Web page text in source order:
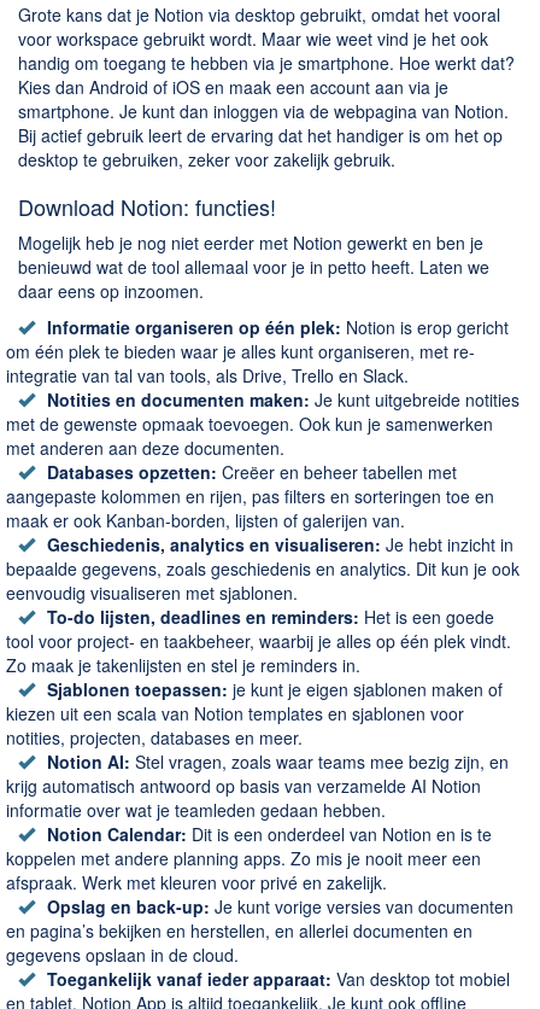
Grote kans dat je Notion via desktop gebruikt, omdat het vooral
voor workspace gebruikt wordt. Maar wie weet vind je het ook
handig om toegang te hebben via je smartphone. Hoe werkt dat?
Kies dan Android of iOS en maak een account aan via je
smartphone. Je kunt dan inloggen via de webpagina van Notion.
Bij actief gebruik leert de ervaring dat het handiger is om het op
desktop te gebruiken, zeker voor zakelijk gebruik.
Download Notion: functies!
Mogelijk heb je nog niet eerder met Notion gewerkt en ben je
benieuwd wat de tool allemaal voor je in petto heeft. Laten we
daar eens op inzoomen.
Informatie organiseren op één plek: Notion is erop gericht
om één plek te bieden waar je alles kunt organiseren, met re-
integratie van tal van tools, als Drive, Trello en Slack.
Notities en documenten maken: Je kunt uitgebreide notities
met de gewenste opmaak toevoegen. Ook kun je samenwerken
met anderen aan deze documenten.
Databases opzetten: Creëer en beheer tabellen met
aangepaste kolommen en rijen, pas filters en sorteringen toe en
maak er ook Kanban-borden, lijsten of galerijen van.
Geschiedenis, analytics en visualiseren: Je hebt inzicht in
bepaalde gegevens, zoals geschiedenis en analytics. Dit kun je ook
eenvoudig visualiseren met sjablonen.
To-do lijsten, deadlines en reminders: Het is een goede
tool voor project- en taakbeheer, waarbij je alles op één plek vindt.
Zo maak je takenlijsten en stel je reminders in.
Sjablonen toepassen: je kunt je eigen sjablonen maken of
kiezen uit een scala van Notion templates en sjablonen voor
notities, projecten, databases en meer.
Notion AI: Stel vragen, zoals waar teams mee bezig zijn, en
krijg automatisch antwoord op basis van verzamelde AI Notion
informatie over wat je teamleden gedaan hebben.
Notion Calendar: Dit is een onderdeel van Notion en is te
koppelen met andere planning apps. Zo mis je nooit meer een
afspraak. Werk met kleuren voor privé en zakelijk.
Opslag en back-up: Je kunt vorige versies van documenten
en pagina’s bekijken en herstellen, en allerlei documenten en
gegevens opslaan in de cloud.
Toegankelijk vanaf ieder apparaat: Van desktop tot mobiel
en tablet, Notion App is altijd toegankelijk. Je kunt ook offline